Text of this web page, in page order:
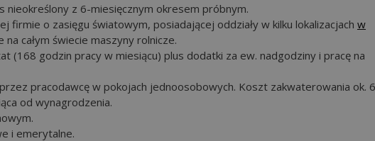
nieokreślony z 6-miesięcznym okresem próbnym.
firmie o zasięgu światowym, posiadającej oddziały w kilku lokalizacjach w
na całym świecie maszyny rolnicze.
(168 godzin pracy w miesiącu) plus dodatki za ew. nadgodziny i pracę na
pracodawcę w pokojach jednoosobowych. Koszt zakwaterowania ok.
od wynagrodzenia.
i emerytalne.